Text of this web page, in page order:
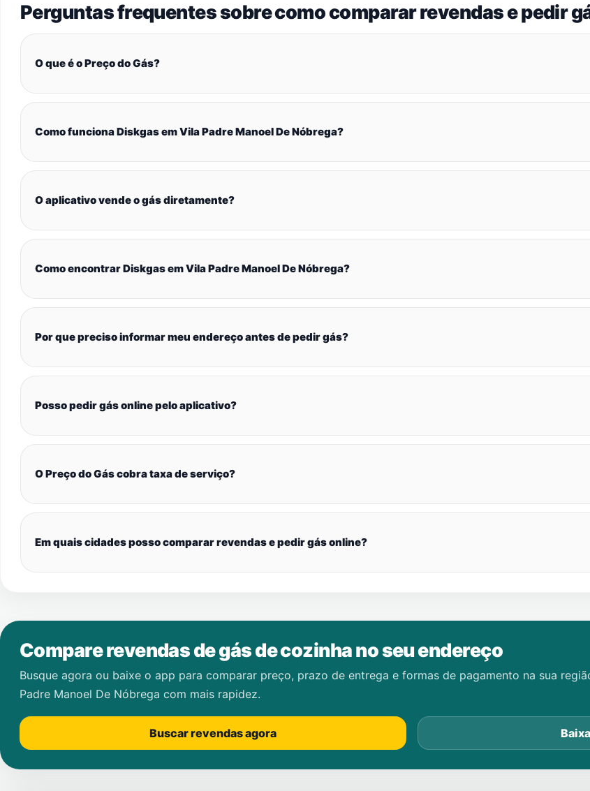
Perguntas frequentes sobre como comparar revendas e pedir
O que é o Preço do Gás?
Como funciona Diskgas em Vila Padre Manoel De Nóbrega?
O aplicativo vende o gás diretamente?
Como encontrar Diskgas em Vila Padre Manoel De Nóbrega?
Por que preciso informar meu endereço antes de pedir gás?
Posso pedir gás online pelo aplicativo?
O Preço do Gás cobra taxa de serviço?
Em quais cidades posso comparar revendas e pedir gás online?
Compare revendas de gás de cozinha no seu endereço
Busque agora ou baixe o app para comparar preço, prazo de entrega e formas de pagamento na sua
Padre Manoel De Nóbrega com mais rapidez.
Buscar revendas agora